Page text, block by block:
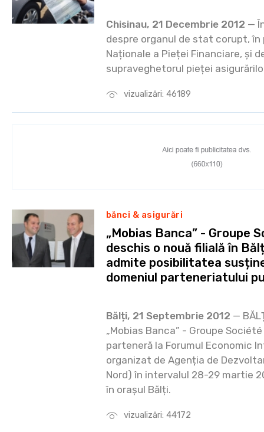
vizualizări: 46189
Chisinau, 21 Decembrie 2012 —
despre organul de stat corupt, în
Naționale a Pieței Financiare, și
supraveghetorul pieței
vizualizări: 44172
bănci & asigurări
„Mobias Banca” - Groupe
deschis o nouă filială în
admite posibilitatea
domeniul parteneriatului
Bălți, 21 Septembrie 2012 —
„Mobias Banca” - Groupe
parteneră la Forumul Economic
organizat de Agenția de
Nord) în intervalul 28-29 martie
în orașul Bălți.